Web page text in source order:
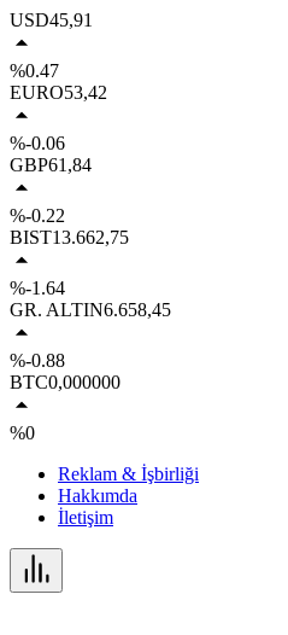
USD45,91
%0.47
EURO53,42
%-0.06
GBP61,84
%-0.22
BIST13.662,75
%-1.64
GR. ALTIN6.658,45
%-0.88
BTC0,000000
%0
Reklam & İşbirliği
Hakkımda
İletişim